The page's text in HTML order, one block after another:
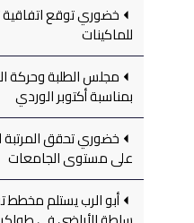
خضوري توقع
للماكينات
مجلس الطلبة وحركة
بمناسبة أكتوبر الوردي
على مستوى الجامعات
أبو الرب يستلم